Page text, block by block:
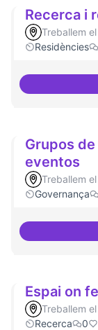
Recerca i
Treballem
Residències
Grupos
eventos
Treballem
Governança
Espai on
Treballem
Recerca
0